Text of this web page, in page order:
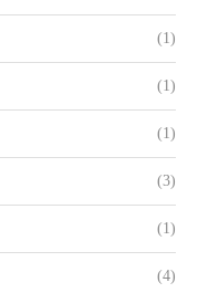
(1)
(1)
(1)
(3)
(1)
(4)